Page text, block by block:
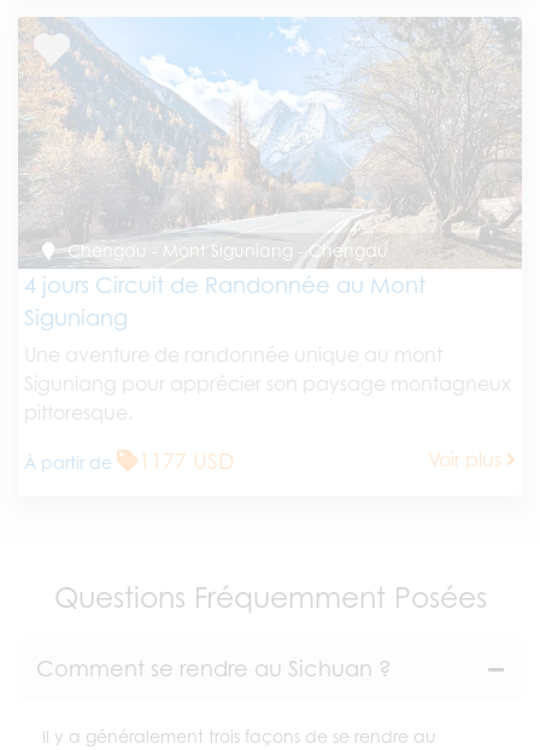
Chengdu - Mont Siguniang - Chengdu
4 jours Circuit de Randonnée au Mont
Siguniang
Une aventure de randonnée unique au mont
Siguniang pour apprécier son paysage montagneux
pittoresque.
À partir de 1177 USD Voir plus
Questions Fréquemment Posées
Comment se rendre au Sichuan ?
Il y a généralement trois façons de se rendre au